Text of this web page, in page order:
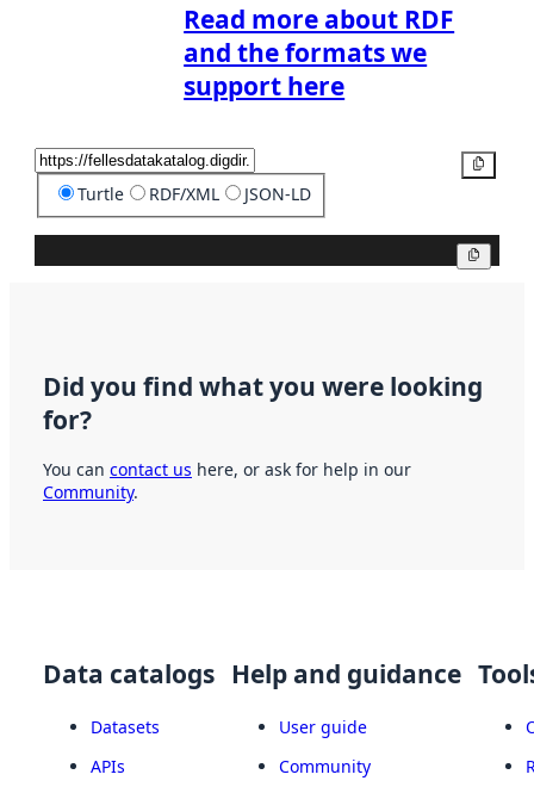
Read more about RDF
and the formats we
support here
Turtle RDF/XML JSON-LD
Did you find what you were looking
for?
You can contact us here, or ask for help in our
Community.
Data catalogs
Datasets
APIs
Help and guidance
User guide
Community